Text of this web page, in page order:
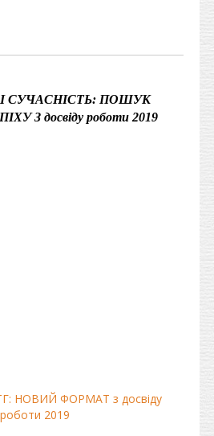
І СУЧАСНІСТЬ: ПОШУК
З досвіду роботи 2019
НОВИЙ ФОРМАТ з досвіду
роботи 2019